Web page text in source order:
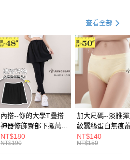
查看全部
內搭--你的大學T疊搭
神器修飾臀部下擺萬用
內搭裙/遮臀裙(黑2L-
6L)-Q155眼圈熊中大
NT$180
NT$190
加大尺碼--淡雅
紋蠶絲蛋白無痕
角內褲(白.粉.藍.
3L)-L28眼圈熊中
NT$140
NT$150